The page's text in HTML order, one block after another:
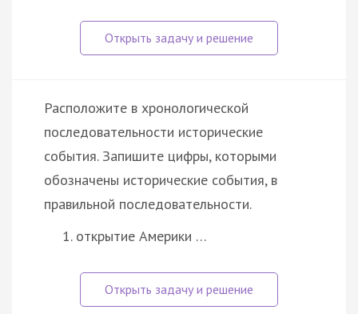
Расположите в хронологической
последовательности исторические
события. Запишите цифры, которыми
обозначены исторические события, в
правильной последовательности.
открытие Америки …